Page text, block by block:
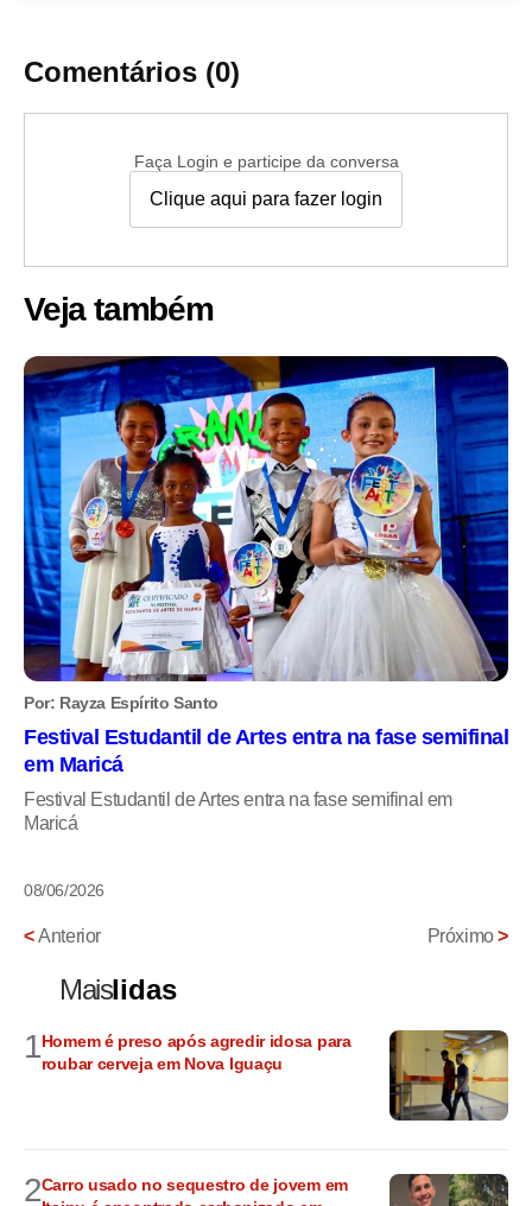
Comentários (0)
Faça Login e participe da conversa
Clique aqui para fazer login
Veja também
Por: Rayza Espírito Santo
Festival Estudantil de Artes entra na fase semifinal
em Maricá
Festival Estudantil de Artes entra na fase semifinal em
Maricá
08/06/2026
<Anterior Próximo>
Maislidas
1Homem é preso após agredir idosa para
roubar cerveja em Nova Iguaçu
2Carro usado no sequestro de jovem em